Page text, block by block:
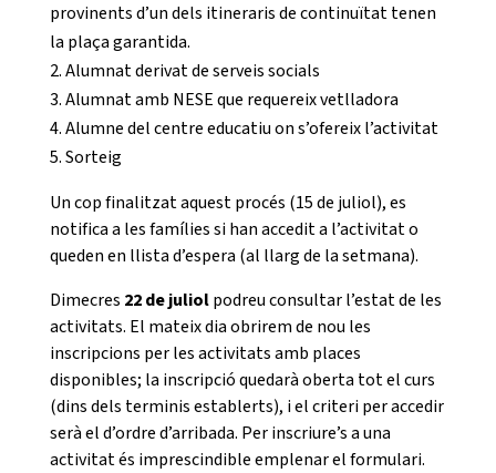
provinents d’un dels itineraris de continuïtat tenen
la plaça garantida.
Alumnat derivat de serveis socials
Alumnat amb NESE que requereix vetlladora
Alumne del centre educatiu on s’ofereix l’activitat
Sorteig
Un cop finalitzat aquest procés (15 de juliol), es
notifica a les famílies si han accedit a l’activitat o
queden en llista d’espera (al llarg de la setmana).
Dimecres 22 de juliolpodreu consultar l’estat de les
activitats. El mateix dia obrirem de nou les
inscripcions per les activitats amb places
disponibles; la inscripció quedarà oberta tot el curs
(dins dels terminis establerts), i el criteri per accedir
serà el d’ordre d’arribada. Per inscriure’s a una
activitat és imprescindible emplenar el formulari.